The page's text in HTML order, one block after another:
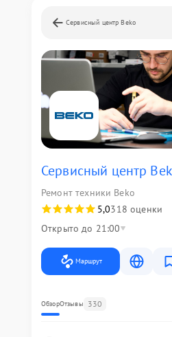
Сервисный центр Beko
Сервисный центр
Ремонт техники Beko
5,0318 оценки
Открыто до 21:00
Маршрут
ОбзорОтзывы 330